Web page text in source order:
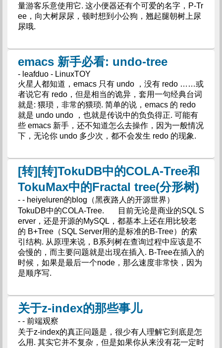
量游客乐意使用它. 这小便器还有个可爱的名字，P-Tr
ee，向大树尿尿，顿时想到小公狗，翘起腿朝树上尿
尿哦.
emacs 新手必看: undo-tree
- leafduo - LinuxTOY
火星人都知道，emacs 只有 undo ，没有 redo ……或
者说它有 redo，但是相当的诡异，套用一句经典台词
就是: 猥琐，非常的猥琐. 简单的说，emacs 的 redo
就是 undo undo ，也就是传说中的负负得正. 可能有
些 emacs 新手，还不知道怎么去操作，因为一般情况
下，无论你 undo 多少次，都不会发生 redo 的现象.
[转][转]TokuDB中的COLA-Tree和
TokuMax中的Fractal tree(分形树)
- - heiyeluren的blog（黑夜路人的开源世界）
TokuDB中的COLA-Tree. 目前无论是商业的SQL S
erver，还是开源的MySQL，都基本上还在用比较老
的 B+Tree（SQL Server用的是标准的B-Tree）的索
引结构. 从原理来说，B系列树在查询过程中应该是不
会慢的，而主要问题就是出现在插入. B-Tree在插入的
时候，如果是最后一个node，那么速度非常快，因为
是顺序写.
关于z-index的那些事儿
- - 前端观察
关于z-index的真正问题是，很少有人理解它到底是怎
么用. 其实它并不复杂，但是如果你从来没有花一定时